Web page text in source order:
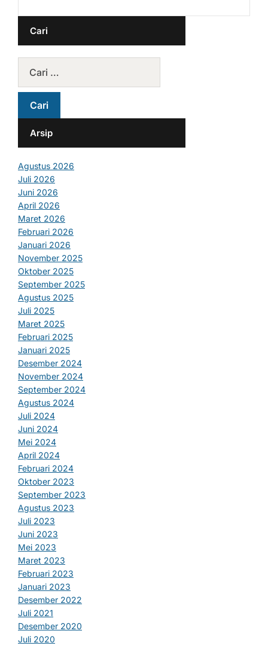
Cari
Arsip
Agustus 2026
Juli 2026
Juni 2026
April 2026
Maret 2026
Februari 2026
Januari 2026
November 2025
Oktober 2025
September 2025
Agustus 2025
Juli 2025
Maret 2025
Februari 2025
Januari 2025
Desember 2024
November 2024
September 2024
Agustus 2024
Juli 2024
Juni 2024
Mei 2024
April 2024
Februari 2024
Oktober 2023
September 2023
Agustus 2023
Juli 2023
Juni 2023
Mei 2023
Maret 2023
Februari 2023
Januari 2023
Desember 2022
Juli 2021
Desember 2020
Juli 2020